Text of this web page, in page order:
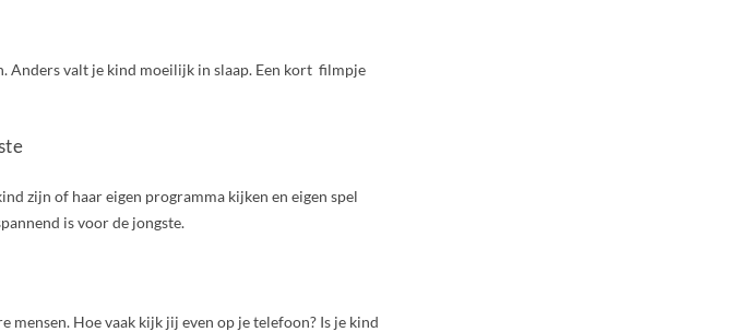
Anders valt je kind moeilijk in slaap. Een kort filmpje
zijn of haar eigen programma kijken en eigen spel
is voor de jongste.
mensen. Hoe vaak kijk jij even op je telefoon? Is je kind